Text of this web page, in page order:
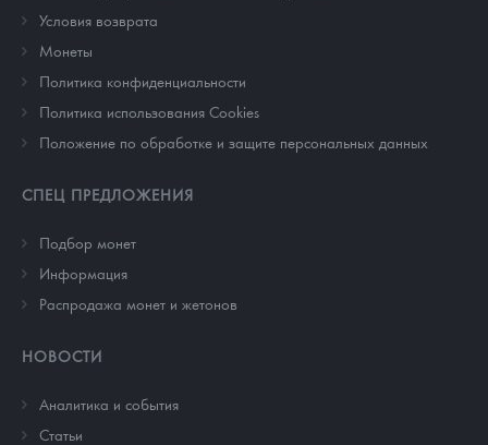
Условия возврата
Монеты
Политика конфиденциальности
Политика использования Cookies
Положение по обработке и защите персональных данных
СПЕЦ ПРЕДЛОЖЕНИЯ
Подбор монет
Информация
Распродажа монет и жетонов
НОВОСТИ
Аналитика и события
Cтатьи